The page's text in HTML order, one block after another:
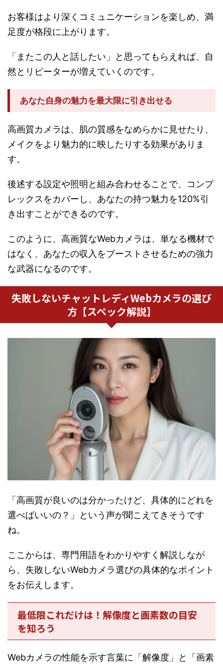
お客様はより深くコミュニケーションを楽しめ、満
足度が格段に上がります。
「またこの人と話したい」と思ってもらえれば、自
然とリピーターが増えていくのです。
あなた自身の魅力を最大限に引き出せる
高画質カメラは、肌の質感をなめらかに見せたり、
メイクをより魅力的に映したりする効果がありま
す。
後述する設定や照明と組み合わせることで、コンプ
レックスをカバーし、あなたの持つ魅力を120%引
き出すことができるのです。
このように、高画質なWebカメラは、単なる機材で
はなく、あなたの収入をブーストさせるための強力
な武器になるのです。
失敗しないチャットレディWebカメラの選び
方【スペック解説】
「高画質が良いのは分かったけど、具体的にどれを
選べばいいの？」という声が聞こえてきそうです
ね。
ここからは、専門用語をわかりやすく解説しなが
ら、失敗しないWebカメラ選びの具体的なポイント
をお伝えします。
最低限これだけは！解像度と画素数の目安
を知ろう
Webカメラの性能を示す言葉に「解像度」と「画素